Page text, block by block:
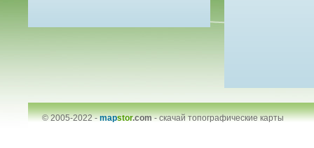
© 2005-2022 -mapstor.com-скачай топографические карты